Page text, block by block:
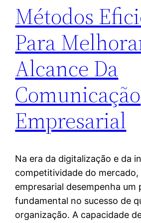
Métodos
Para
Alcance Da
Comunicação
Empresarial
Na era da digitalização e da
competitividade do mercado,
empresarial desempenha um
fundamental no sucesso de
organização. A capacidade